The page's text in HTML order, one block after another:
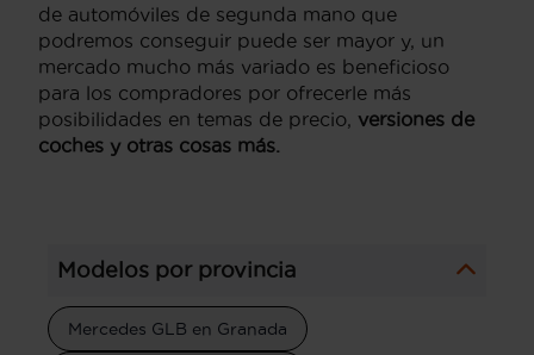
de automóviles de segunda mano que
podremos conseguir puede ser mayor y, un
mercado mucho más variado es beneficioso
para los compradores por ofrecerle más
posibilidades en temas de precio, versiones de
coches y otras cosas más.
Modelos por provincia
Mercedes GLB en Granada